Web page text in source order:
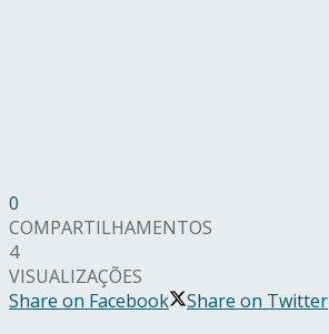
0
COMPARTILHAMENTOS
4
VISUALIZAÇÕES
Share on Facebook
Share on Twitter